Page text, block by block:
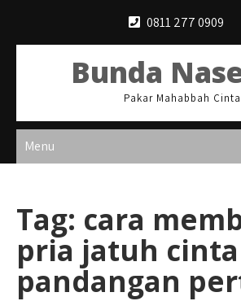
0811 277 0909
Bunda
Pakar Mahabbah Cinta
Menu
Tag: cara
pria jatuh
pandangan